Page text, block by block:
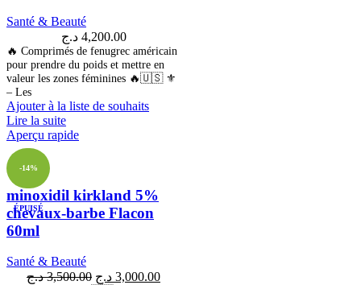
Santé & Beauté
4,200.00 د.ج
🔥 Comprimés de fenugrec américain
pour prendre du poids et mettre en
valeur les zones féminines 🔥🇺🇸 ⚜
– Les
Ajouter à la liste de souhaits
Lire la suite
Aperçu rapide
-14%
ÉPUISÉ
minoxidil kirkland 5%
chevaux-barbe Flacon
60ml
Santé & Beauté
3,500.00 د.ج 3,000.00 د.ج